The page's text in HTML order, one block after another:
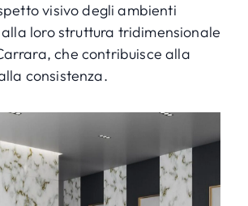
visivodegli ambienti
loro struttura tridimensionale
che contribuisce alla
consistenza.